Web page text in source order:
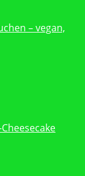
– vegan,